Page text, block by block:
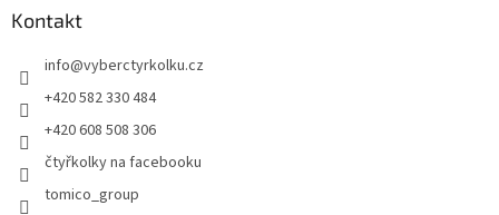
Kontakt
info@vyberctyrkolku.cz
+420 582 330 484
+420 608 508 306
čtyřkolky na facebooku
tomico_group